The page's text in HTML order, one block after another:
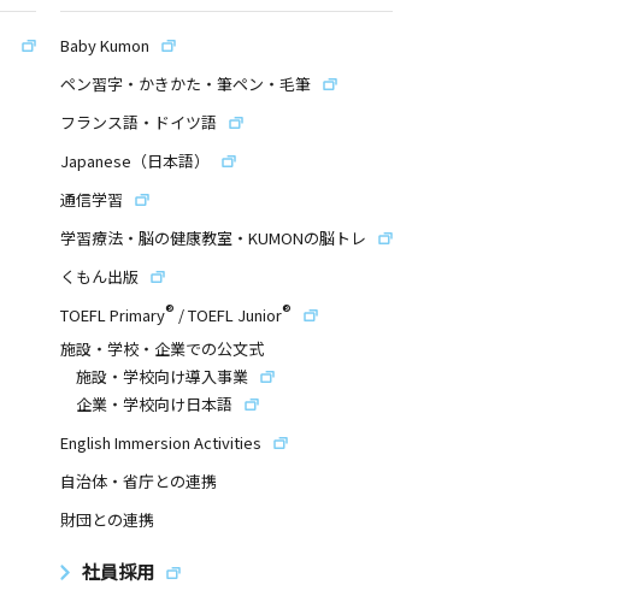
Baby Kumon
ペン習字・かきかた・筆ペン・毛筆
フランス語・ドイツ語
Japanese（日本語）
通信学習
学習療法・脳の健康教室・KUMONの脳トレ
くもん出版
TOEFL Primary® /TOEFL Junior®
施設・学校・企業での公文式
施設・学校向け導入事業
企業・学校向け日本語
English Immersion Activities
自治体・省庁との連携
財団との連携
社員採用